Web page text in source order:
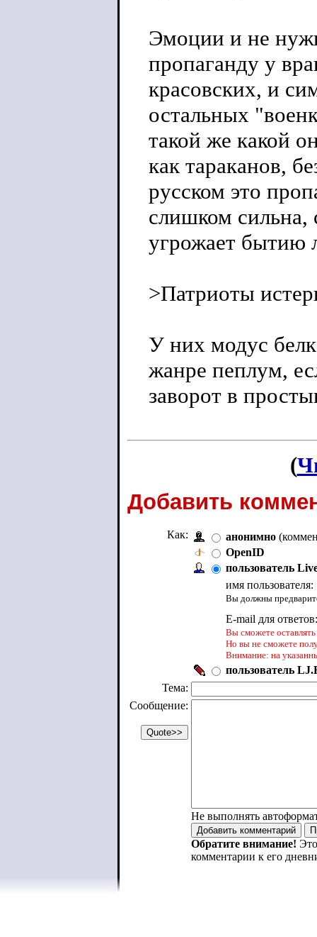
Эмоции и не
пропаганду у
красовских, и
остальных
такой же какой
как тараканов,
русском это
слишком сильна,
угрожает бытию
>Патриоты
У них модус
жанре пеплум,
заворот в
(
Добавить
Как: анонимно
OpenID
пользователь
имя пользователя:
Вы должны
E-mail для
Вы сможете
Но вы не сможете
Внимание: на
пользователь
Тема:
Сообщение:
Не выполнять
Обратите внимание!
комментарии к его